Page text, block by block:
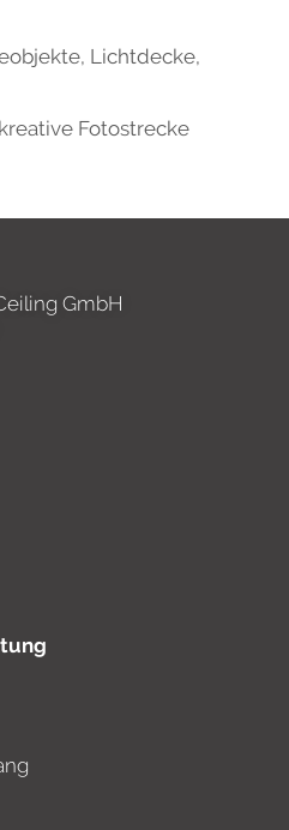
, Lichtdecke,
Fotostrecke
GmbH